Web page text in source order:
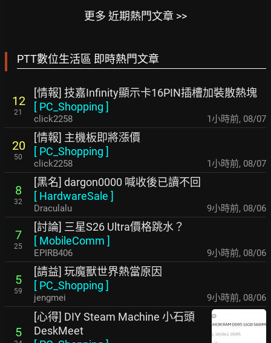
更多 近期熱門文章 >>
PTT數位生活區 即時熱門文章
12
21
[情報] 技嘉Infinity顯示卡16PIN插槽加裝散熱塊
[ PC_Shopping ]
click2258 1小時前, 08/07
20
50
[情報] 主機板即將漲價
[ PC_Shopping ]
click2258 1小時前, 08/07
8
32
[黑名] dargon0000 喊收後已讀不回
[ HardwareSale ]
Draculalu 9小時前, 08/06
7
25
[討論] 三星S26 Ultra價格跳水？
[ MobileComm ]
EPIRB406 9小時前, 08/06
5
59
[請益] 玩魔獸世界熱當原因
[ PC_Shopping ]
jengmei 9小時前, 08/06
5
[心得] DIY Steam Machine 小石頭
DeskMeet